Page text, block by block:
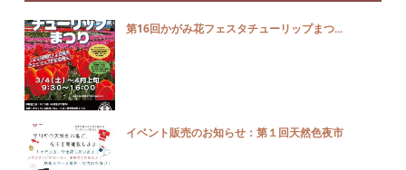
第16回かがみ花フェスタチューリップまつ...
イベント販売のお知らせ：第１回天然色夜市